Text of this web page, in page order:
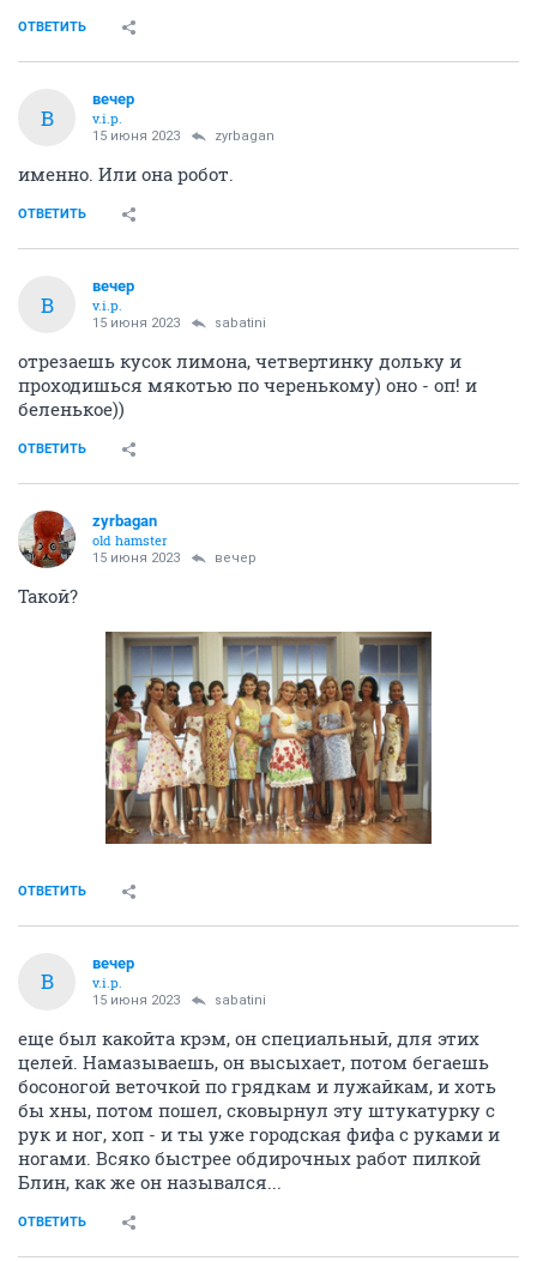
ОТВЕТИТЬ
В
вечер
v.i.p.
15 июня 2023 zyrbagan
именно. Или она робот.
ОТВЕТИТЬ
В
вечер
v.i.p.
15 июня 2023 sabatini
отрезаешь кусок лимона, четвертинку дольку и
проходишься мякотью по черенькому) оно - оп! и
беленькое))
ОТВЕТИТЬ
zyrbagan
old hamster
15 июня 2023 вечер
Такой?
ОТВЕТИТЬ
В
вечер
v.i.p.
15 июня 2023 sabatini
еще был какойта крэм, он специальный, для этих
целей. Намазываешь, он высыхает, потом бегаешь
босоногой веточкой по грядкам и лужайкам, и хоть
бы хны, потом пошел, сковырнул эту штукатурку с
рук и ног, хоп - и ты уже городская фифа с руками и
ногами. Всяко быстрее обдирочных работ пилкой
Блин, как же он назывался...
ОТВЕТИТЬ